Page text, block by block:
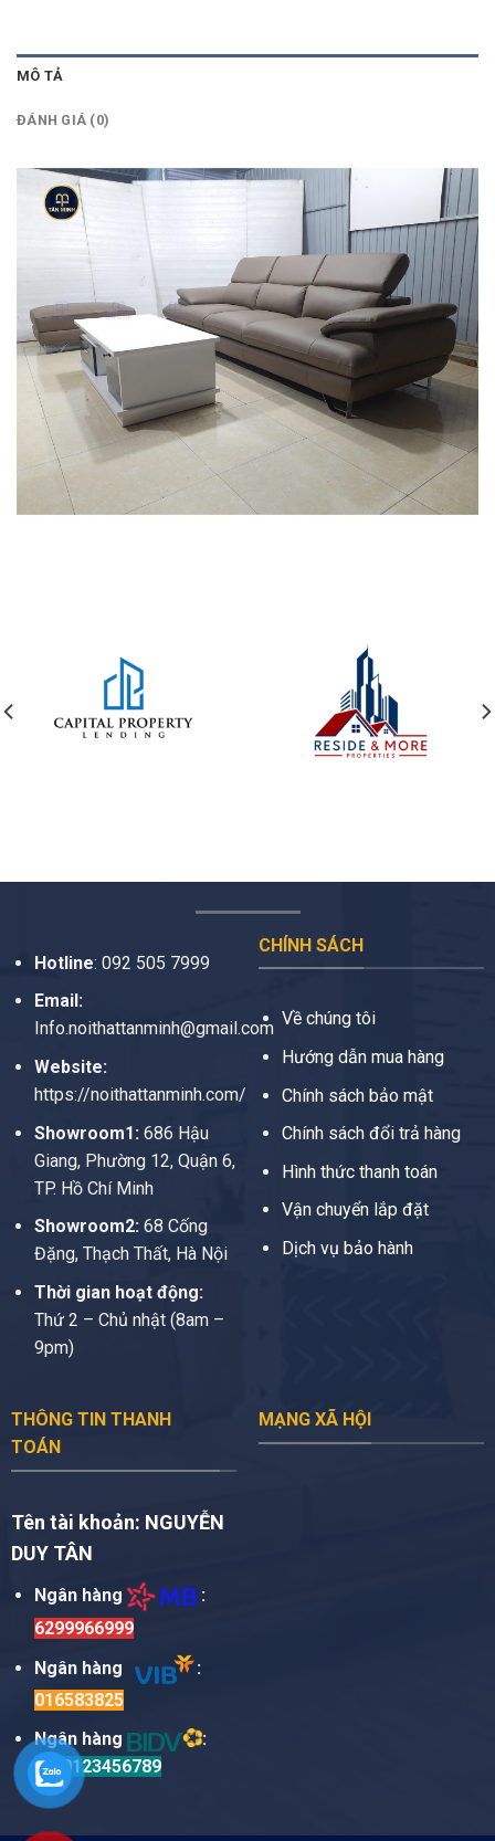
MÔ TẢ
ĐÁNH GIÁ (0)
Hotline: 092 505 7999
Email:
Info.noithattanminh@gmail.com
Website:
https://noithattanminh.com/
Showroom1: 686 Hậu
Giang, Phường 12, Quận 6,
TP. Hồ Chí Minh
Showroom2:68 Cống
Đặng, Thạch Thất, Hà Nội
Thời gian hoạt động:
Thứ 2 – Chủ nhật (8am –
9pm)
CHÍNH SÁCH
Về chúng tôi
Hướng dẫn mua hàng
Chính sách bảo mật
Chính sách đổi trả hàng
Hình thức thanh toán
Vận chuyển lắp đặt
Dịch vụ bảo hành
THÔNG TIN THANH
TOÁN
Tên tài khoản: NGUYỄN
DUY TÂN
Ngân hàng
:
6299966999
Ngân hàng
:
016583825
Ngân hàng
:
TM0123456789
MẠNG XÃ HỘI